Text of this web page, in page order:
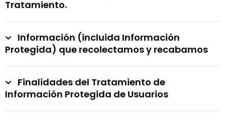
Tratamiento.
Información (incluida Información
Protegida) que recolectamos y recabamos
Finalidades del Tratamiento de
Información Protegida de Usuarios